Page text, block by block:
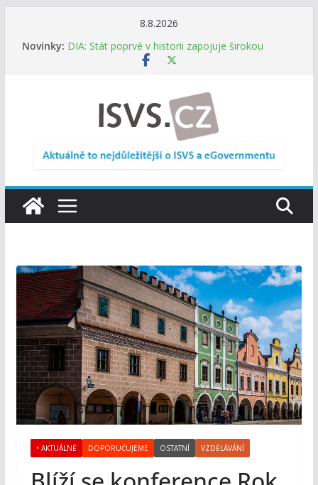
8.8.2026
Novinky: DIA: Stát poprvé v historii zapojuje širokou
veřejnost do testování digitálních služeb
RVIS – Výbor pro architekturu a řízení ICT
zveřejnil materiály z nového jednání
Informace o obcích vždy po ruce. SMS ČR spouští
Digitalizace otevírá novou cestu. Malé obce
• AKTUÁLNĚ DOPORUČUJEME OSTATNÍ VZDĚLÁVÁNÍ